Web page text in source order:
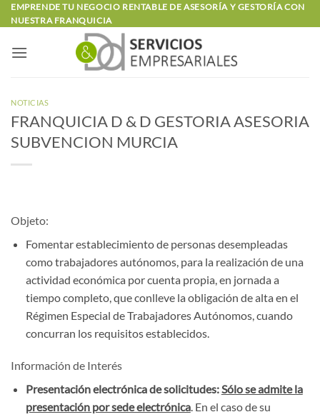
Saltar
al
EMPRENDE TU NEGOCIO RENTABLE DE ASESORÍA Y GESTORÍA CON
NUESTRA FRANQUICIA
NOTICIAS
FRANQUICIA D & D GESTORIA ASESORIA
SUBVENCION MURCIA
Objeto:
Fomentar establecimiento de personas desempleadas
como trabajadores autónomos, para la realización de una
actividad económica por cuenta propia, en jornada a
tiempo completo, que conlleve la obligación de alta en el
Régimen Especial de Trabajadores Autónomos, cuando
concurran los requisitos establecidos.
Información de Interés
Presentación electrónica de solicitudes:Sólo se admite la
presentación por sede electrónica. En el caso de su